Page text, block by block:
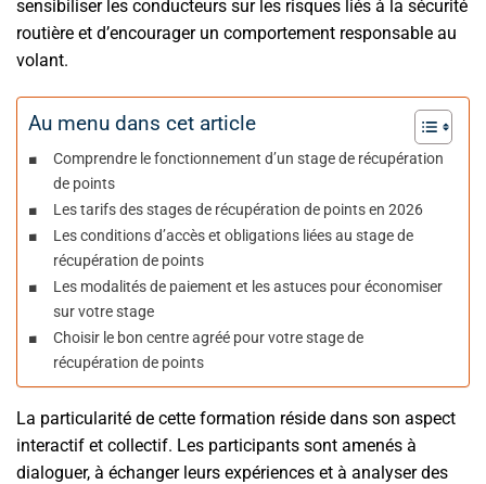
sensibiliser les conducteurs sur les risques liés à la sécurité
routière et d’encourager un comportement responsable au
volant.
Au menu dans cet article
Comprendre le fonctionnement d’un stage de récupération
de points
Les tarifs des stages de récupération de points en 2026
Les conditions d’accès et obligations liées au stage de
récupération de points
Les modalités de paiement et les astuces pour économiser
sur votre stage
Choisir le bon centre agréé pour votre stage de
récupération de points
La particularité de cette formation réside dans son aspect
interactif et collectif. Les participants sont amenés à
dialoguer, à échanger leurs expériences et à analyser des